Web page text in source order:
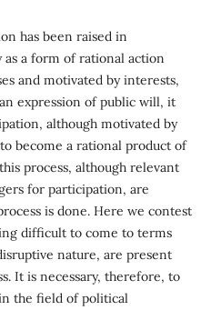
has been raised in
a form of rational action
and motivated by interests,
expression of public will, it
although motivated by
become a rational product of
process, although relevant
for participation, are
is done. Here we contest
difficult to come to terms
nature, are present
It is necessary, therefore, to
the field of political